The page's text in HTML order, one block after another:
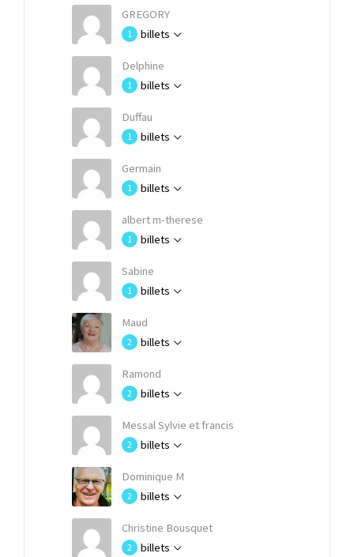
GREGORY
1 billets
Delphine
1 billets
Duffau
1 billets
Germain
1 billets
albert m-therese
1 billets
Sabine
1 billets
Maud
2 billets
Ramond
2 billets
Messal Sylvie et francis
2 billets
Dominique M
2 billets
Christine Bousquet
2 billets